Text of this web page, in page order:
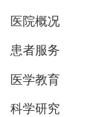
医院概况
患者服务
医学教育
科学研究